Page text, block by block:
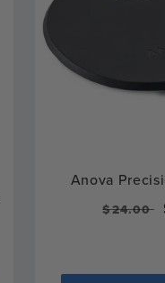
Anova
Normál
$24.00